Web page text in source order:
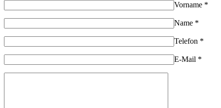
Vorname *
Name *
Telefon *
E-Mail *